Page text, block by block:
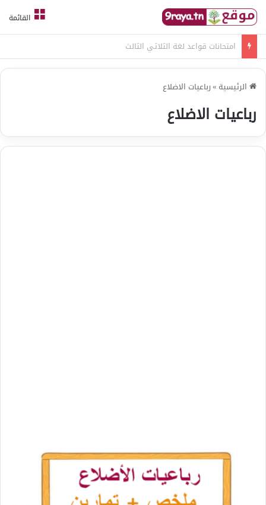
القائمة
امتحانات قواعد لغة الثلاثي الثالث
الرئيسية »رباعيات الاضلاع
رباعيات الاضلاع